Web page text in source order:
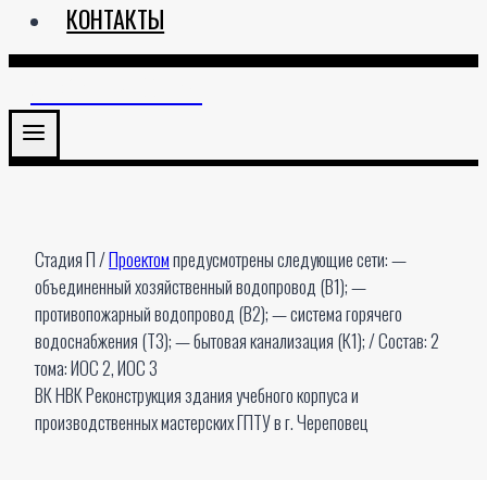
КОНТАКТЫ
Стадия П /Проектомпредусмотрены следующие сети: —
объединенный хозяйственный водопровод (В1); —
противопожарный водопровод (В2); — система горячего
водоснабжения (Т3); — бытовая канализация (К1); / Состав: 2
тома: ИОС 2, ИОС 3
ВК НВК Реконструкция здания учебного корпуса и
производственных мастерских ГПТУ в г. Череповец